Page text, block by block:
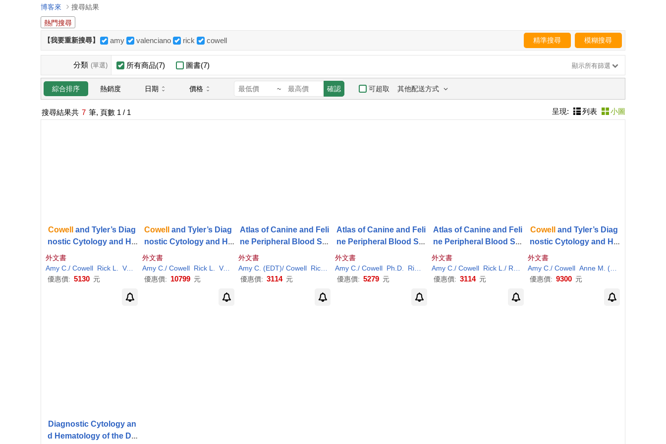
博客來
搜尋結果
熱門搜尋
【我要重新搜尋】 amy valenciano rick cowell 精準搜尋 模糊搜尋
分類 (單選) 所有商品(7) 圖書(7) 顯示所有篩選
綜合排序 熱銷度 日期 價格 ~ 確認 可超取 其他配送方式
搜尋結果共 7 筆, 頁數 1 / 1 呈現: 列表 小圖
Cowell
and Tyler’s Diag
nostic Cytology and He
matology of the Dog an
d Cat - Elsevier E-book
on Vitalsource Retail Ac
外文書
Amy C ./ Cowell Rick L
Valenciano
優惠價: 5130 元
Cowell
and Tyler’s Diag
nostic Cytology and He
matology of the Dog an
d Cat
外文書
Amy C./ Cowell Rick L
Valenciano
優惠價: 10799 元
Atlas of Canine and Feli
ne Peripheral Blood Sm
ears: Pageburst on Kno
Vitalsource Retail Printe
d Access Card
外文書
Amy C . (EDT)/Cowell Rick . (EDT)/ Rizzi Ronald D. (EDT) Theresa E. (EDT)/ Tyler Valenciano
優惠價: 3114 元
Atlas of Canine and Feli
ne Peripheral Blood Sm
外文書
Amy C ./Cowell Ph.D. Rick ./ Rizzi Ronald D. Theresa E./ Tyler Valenciano
優惠價: 5279 元
Atlas of Canine and Feli
ne Peripheral Blood Sm
ears Pageburst on Vital
Source Access Code
外文書
Amy C./ Cowell Rick L ./ Rizzi Ronald D. Theresa E./ Tyler
優惠價: 3114 元
Cowell
and Tyler’s Diag
nostic Cytology and He
matology of the Dog an
d Cat
外文書
Amy C ./Cowell Anne M. (CON)
優惠價: 9300 元
Diagnostic Cytology an
d Hematology of the Do